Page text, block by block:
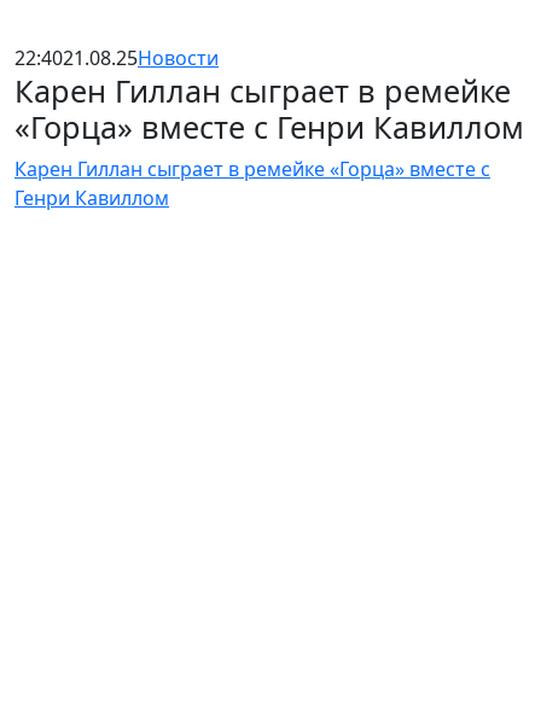
22:4021.08.25Новости
Карен Гиллан сыграет в ремейке
«Горца» вместе с Генри Кавиллом
Карен Гиллан сыграет в ремейке «Горца» вместе с
Генри Кавиллом